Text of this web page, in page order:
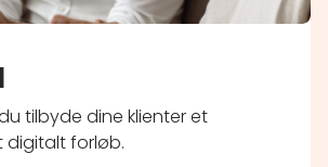
tilbyde dine klienter et
forløb.